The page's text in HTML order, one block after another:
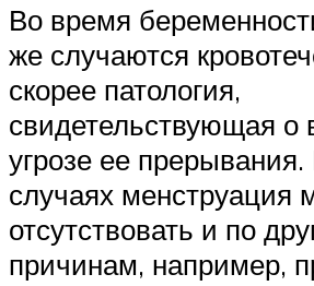
Во время
же случаются
скорее патология,
свидетельствующая о
угрозе ее
случаях менструация
отсутствовать и по
причинам, например,